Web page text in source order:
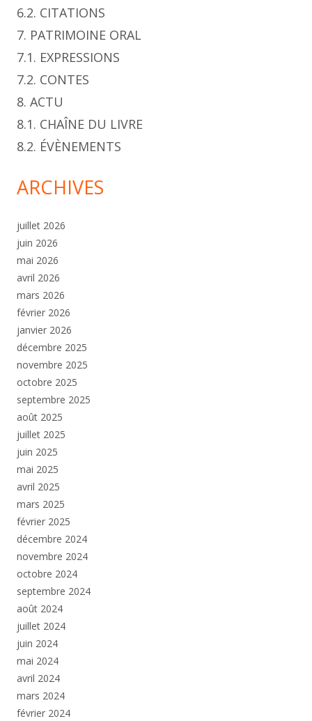
6.2. CITATIONS
7. PATRIMOINE ORAL
7.1. EXPRESSIONS
7.2. CONTES
8. ACTU
8.1. CHAÎNE DU LIVRE
8.2. ÉVÈNEMENTS
ARCHIVES
juillet 2026
juin 2026
mai 2026
avril 2026
mars 2026
février 2026
janvier 2026
décembre 2025
novembre 2025
octobre 2025
septembre 2025
août 2025
juillet 2025
juin 2025
mai 2025
avril 2025
mars 2025
février 2025
décembre 2024
novembre 2024
octobre 2024
septembre 2024
août 2024
juillet 2024
juin 2024
mai 2024
avril 2024
mars 2024
février 2024